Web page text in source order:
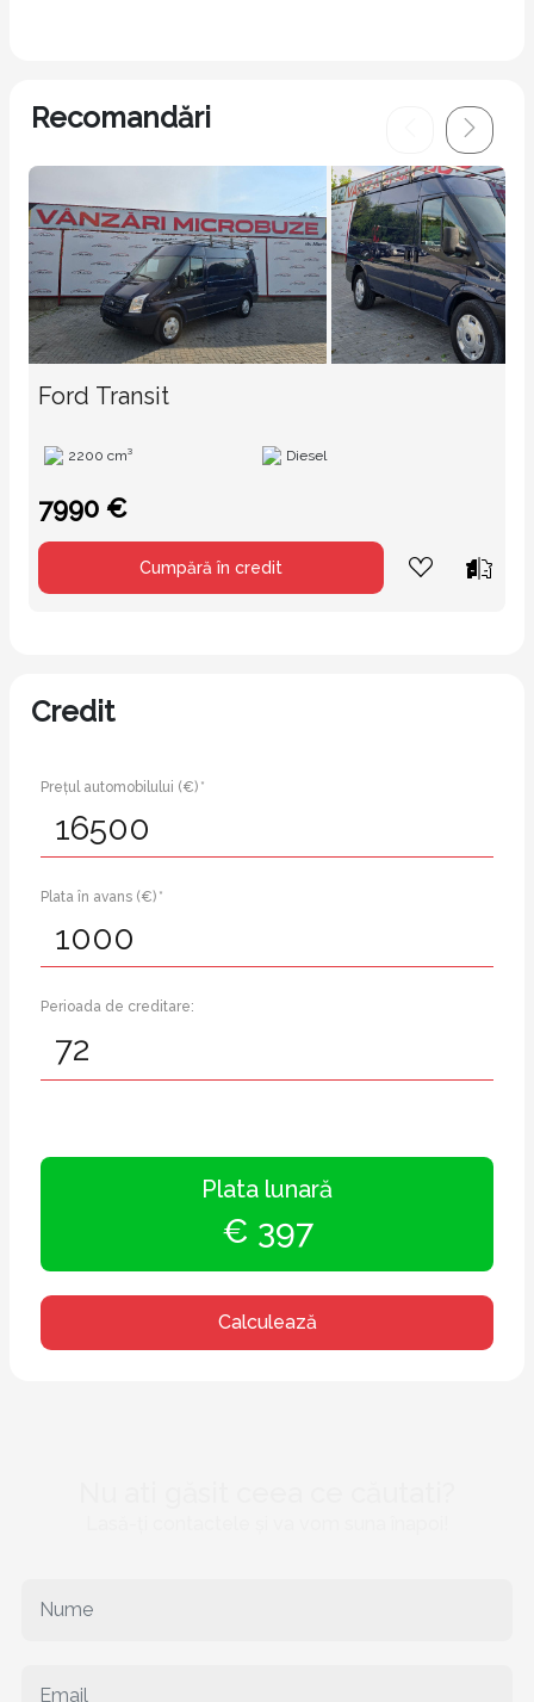
Recomandări
Ford Transit
2200 cm³ Diesel
7990 €
Cumpără în credit
Credit
Prețul automobilului (€) *
Plata în avans (€) *
Perioada de creditare:
Plata lunară
€ 397
Calculează